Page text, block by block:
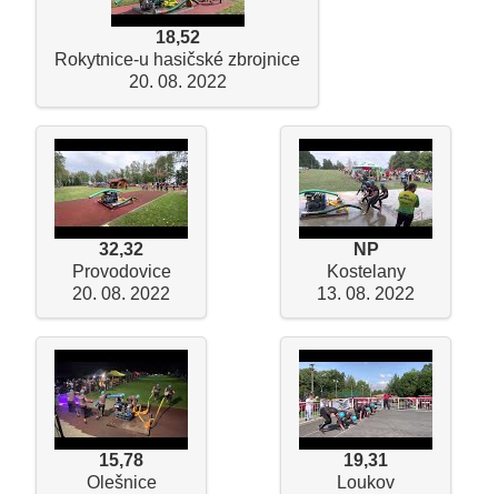
18,52
Rokytnice-u hasičské zbrojnice
20. 08. 2022
32,32
Provodovice
20. 08. 2022
NP
Kostelany
13. 08. 2022
15,78
Olešnice
19,31
Loukov